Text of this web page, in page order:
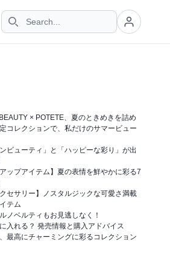
× POTETE、夏のときめきを詰め
コレクションで、私だけのサマービュー
ビューティ」と「ハッピーな彩り」が出
ップアイテム】夏の表情を鮮やかに彩る7
セサリー】ノスタルジックな可愛さ満載
テム
ノベルティもお見逃しなく！
入れる？ 発売情報と購入アドバイス
最高にチャーミングに彩るコレクション